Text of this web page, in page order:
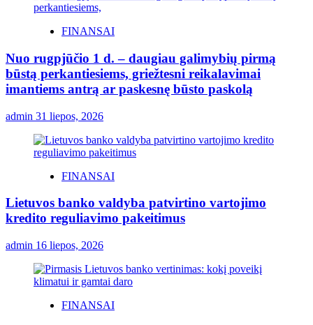
FINANSAI
Nuo rugpjūčio 1 d. – daugiau galimybių pirmą
būstą perkantiesiems, griežtesni reikalavimai
imantiems antrą ar paskesnę būsto paskolą
admin 31 liepos, 2026
FINANSAI
Lietuvos banko valdyba patvirtino vartojimo
kredito reguliavimo pakeitimus
admin 16 liepos, 2026
FINANSAI